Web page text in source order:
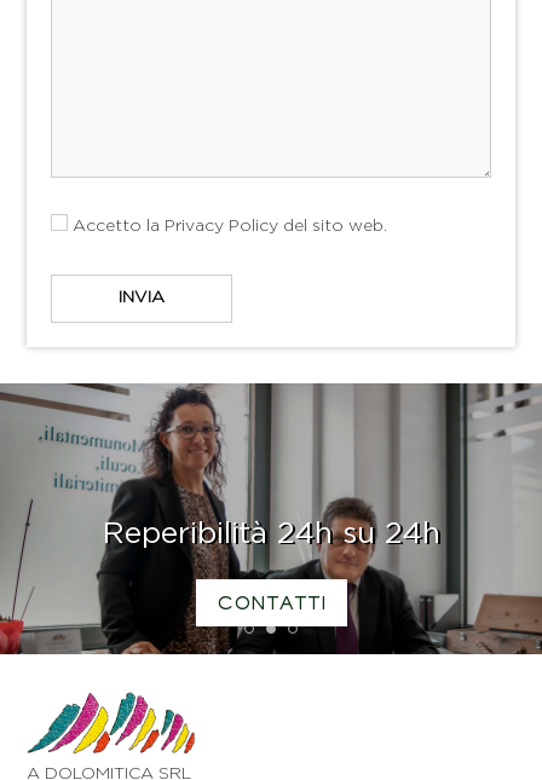
Accetto la Privacy Policy del sito web.
1 2 3
Reperibilità 24h su 24h
CONTATTI
A DOLOMITICA SRL